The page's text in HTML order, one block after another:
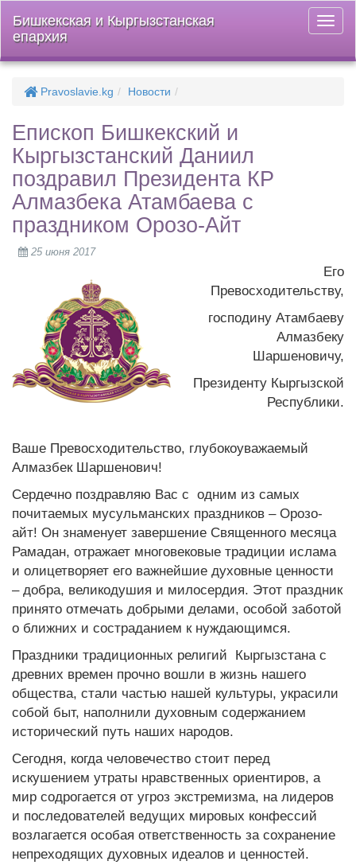
меню
Бишкекская и Кыргызстанская
епархия
Pravoslavie.kg Новости
Епископ Бишкекский и
Кыргызстанский Даниил
поздравил Президента КР
Алмазбека Атамбаева с
праздником Орозо-Айт
25 июня 2017
Его
Превосходительству,
господину Атамбаеву
Алмазбеку
Шаршеновичу,
Президенту Кыргызской
Республики.
Ваше Превосходительство, глубокоуважаемый
Алмазбек Шаршенович!
Сердечно поздравляю Вас с одним из самых
почитаемых мусульманских праздников – Орозо-
айт! Он знаменует завершение Священного месяца
Рамадан, отражает многовековые традиции ислама
и олицетворяет его важнейшие духовные ценности
– добра, великодушия и милосердия. Этот праздник
принято отмечать добрыми делами, особой заботой
о ближних и состраданием к нуждающимся.
Праздники традиционных религий Кыргызстана с
древних времен прочно вошли в жизнь нашего
общества, стали частью нашей культуры, украсили
собой быт, наполнили духовным содержанием
исторический путь наших народов.
Сегодня, когда человечество стоит перед
искушением утраты нравственных ориентиров, а
мир содрогается от угроз экстремизма, на лидеров
и последователей ведущих мировых конфессий
возлагается особая ответственность за сохранение
непреходящих духовных идеалов и ценностей.